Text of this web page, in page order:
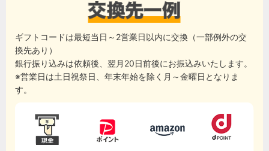
ギフトコードは最短当日～2営業日以内に交換（一部例外の交
換先あり）
銀行振り込みは依頼後、翌月20日前後にお振込みいたします。
※営業日は土日祝祭日、年末年始を除く月～金曜日となりま
す。